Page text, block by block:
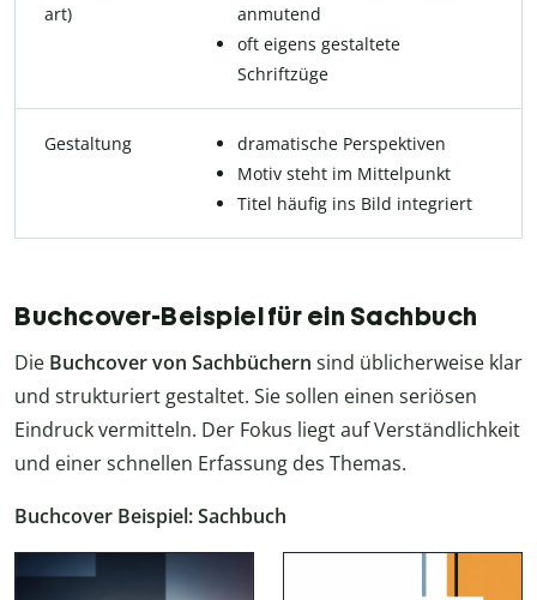
art)
anmutend
oft eigens gestaltete
Schriftzüge
Gestaltung
dramatische Perspektiven
Motiv steht im Mittelpunkt
Titel häufig ins Bild integriert
Buchcover-Beispiel für ein Sachbuch
Die Buchcover von Sachbüchern sind üblicherweise klar
und strukturiert gestaltet. Sie sollen einen seriösen
Eindruck vermitteln. Der Fokus liegt auf Verständlichkeit
und einer schnellen Erfassung des Themas.
Buchcover Beispiel: Sachbuch